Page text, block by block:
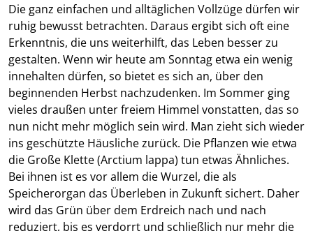
Die ganz einfachen und alltäglichen Vollzüge dürfen wir
ruhig bewusst betrachten. Daraus ergibt sich oft eine
Erkenntnis, die uns weiterhilft, das Leben besser zu
gestalten. Wenn wir heute am Sonntag etwa ein wenig
innehalten dürfen, so bietet es sich an, über den
beginnenden Herbst nachzudenken. Im Sommer ging
vieles draußen unter freiem Himmel vonstatten, das so
nun nicht mehr möglich sein wird. Man zieht sich wieder
ins geschützte Häusliche zurück. Die Pflanzen wie etwa
die Große Klette (Arctium lappa) tun etwas Ähnliches.
Bei ihnen ist es vor allem die Wurzel, die als
Speicherorgan das Überleben in Zukunft sichert. Daher
wird das Grün über dem Erdreich nach und nach
reduziert, bis es verdorrt und schließlich nur mehr die